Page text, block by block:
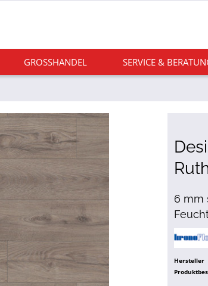
GROSSHANDEL SERVICE &
6 mm
Hersteller